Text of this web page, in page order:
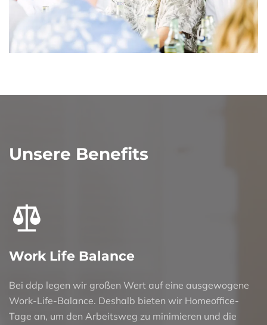
Unsere Benefits
Work Life Balance
Bei ddp legen wir großen Wert auf eine ausgewogene
Work-Life-Balance. Deshalb bieten wir Homeoffice-
Tage an, um den Arbeitsweg zu minimieren und die